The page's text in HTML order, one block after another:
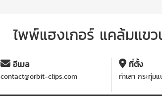
ไพพ์แฮงเกอร์ แคล้มแข
อีเมล
contact@orbit-clips.com
ที่ตั้ง
ท่าเสา กระทุ่ม